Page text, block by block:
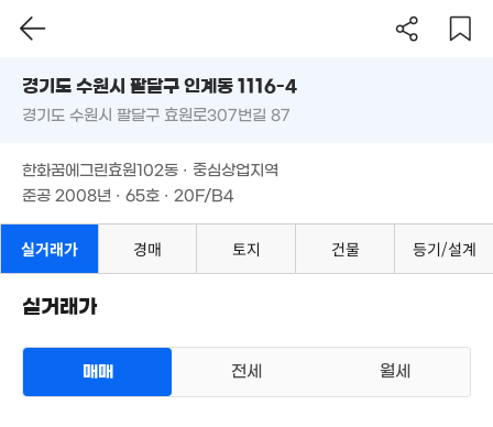
34m²
5.06억
'10. 11
필터 매물 탐색
경기도 수원시 팔달구 인계동 1116-4
준공 2008년 · 65호 · 20F/B4
경기도 수원시 팔달구 인계동 1116-4
경기도 수원시 팔달구 효원로307번길 87
한화꿈에그린효원102동 · 중심상업지역
준공 2008년 · 65호 · 20F/B4
실거래가 경매 토지 건물 등기/설계
실거래가
매매 전세 월세